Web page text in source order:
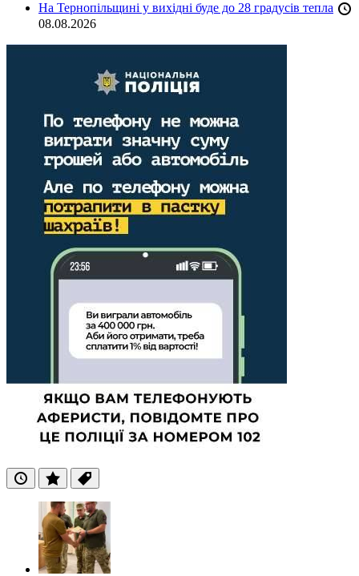
На Тернопільщині у вихідні буде до 28 градусів тепла
08.08.2026
ОстанніПопулярні
Теги